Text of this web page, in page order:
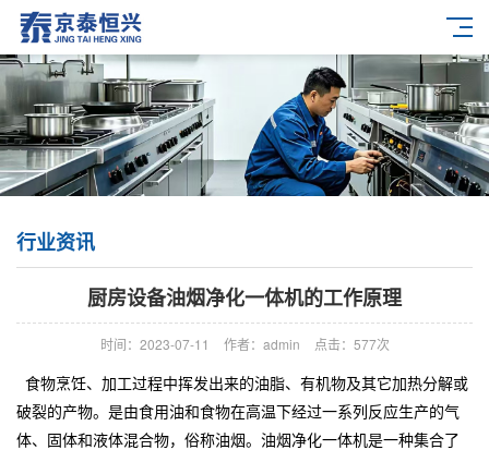
行业资讯
厨房设备油烟净化一体机的工作原理
时间：2023-07-11 作者：admin 点击： 577次
食物烹饪、加工过程中挥发出来的油脂、有机物及其它加热分解或
破裂的产物。是由食用油和食物在高温下经过一系列反应生产的气
体、固体和液体混合物，俗称油烟。油烟净化一体机是一种集合了